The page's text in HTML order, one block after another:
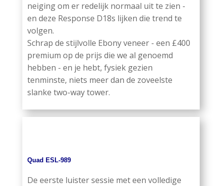
neiging om er redelijk normaal uit te zien -
en deze Response D18s lijken die trend te
volgen.
Schrap de stijlvolle Ebony veneer - een £400
premium op de prijs die we al genoemd
hebben - en je hebt, fysiek gezien
tenminste, niets meer dan de zoveelste
slanke two-way tower.
Quad ESL-989
De eerste luister sessie met een volledige